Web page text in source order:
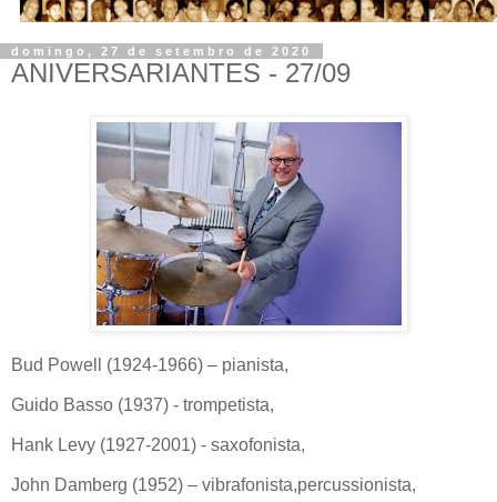
domingo, 27 de setembro de 2020
ANIVERSARIANTES - 27/09
Bud Powell (1924-1966) – pianista,
Guido Basso (1937) - trompetista,
Hank Levy (1927-2001) - saxofonista,
John Damberg (1952) – vibrafonista,percussionista,